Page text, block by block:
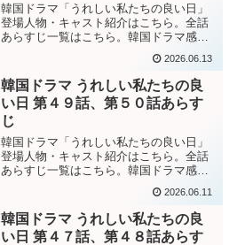
韓国ドラマ「うれしい私たちの良い日」
登場人物・キャスト紹介はこちら。全話
あらすじ一覧はこちら。韓国ドラマ感想
れしい私たちの良い日」第５１話あらす
じ ヨンジャの孫ビンナがしていたロケッ
トペンダントの中にヨン...
2026.06.13
韓国ドラマ うれしい私たちの良
い日 第４９話、第５０話あらす
じ
韓国ドラマ「うれしい私たちの良い日」
登場人物・キャスト紹介はこちら。全話
あらすじ一覧はこちら。韓国ドラマ感想
ブログはこちら。から。韓国ドラマ「う
れしい私たちの良い日」第４９話あらす
じ 知らないふりをしてわざわざウンエの
家の前まで来たスンリを...
2026.06.11
韓国ドラマ うれしい私たちの良
い日 第４７話、第４８話あらす